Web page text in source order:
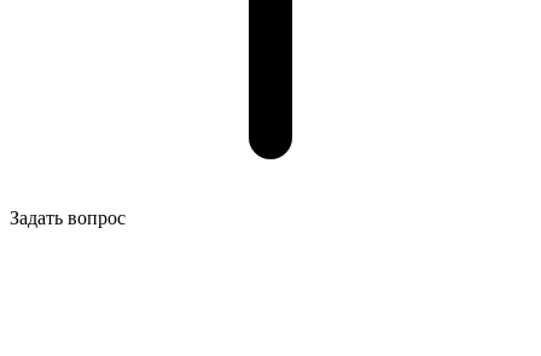
Задать вопрос